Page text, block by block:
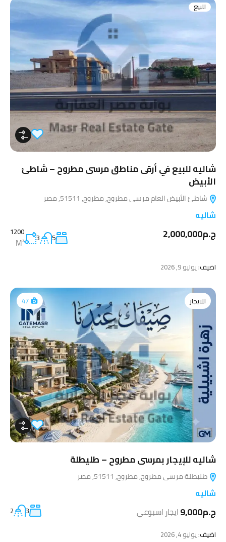
للبيع
شاليه للبيع في أرقى مناطق مرسى مطروح – شاطئ
الأبيض
شاطئ الأبيض العام مرسى مطروح, مطروح, 51511, مصر
شاليه
ج.م2,000,000 5
3
1200
M²
اضيف:يوليو 9, 2026
للايجار 47
شاليه للإيجار بمرسى مطروح – طليطلة
طليطلة مرسى مطروح, مطروح, 51511, مصر
شاليه
ج.م9,000 ايجار اسبوعي 3
2
اضيف:يوليو 4, 2026